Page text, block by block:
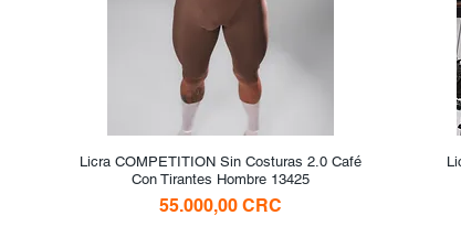
Vista rápida
Licra COMPETITION Sin Costuras 2.0 Café
Con Tirantes Hombre 13425
Precio
55.000,00 CRC